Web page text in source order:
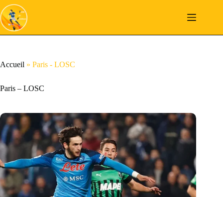
Passer
au
contenu
Accueil » Paris - LOSC
Paris – LOSC